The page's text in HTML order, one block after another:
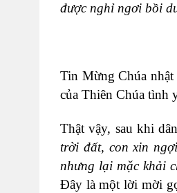
được nghỉ ngơi bồi
Tin Mừng Chúa nhật
của Thiên Chúa tình
Thật vậy, sau khi
trời đất, con xin
nhưng lại mặc khải
Đây là một lời mời